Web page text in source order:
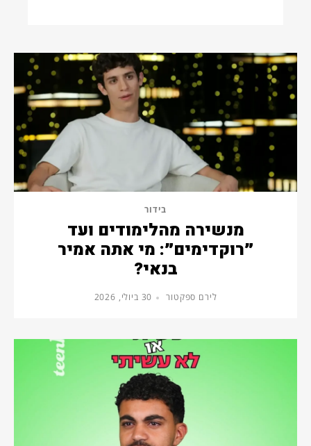
בידור
מנשירה מהלימודים ועד
״רוקדימים״: מי אתה אמיר
בנאי?
לירם ספקטור 30 ביולי, 2026